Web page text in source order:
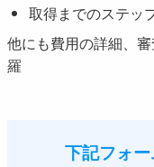
取得までのステッ
他にも費用の詳細、
羅
下記フォ